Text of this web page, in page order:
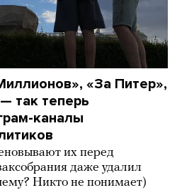
«За Питер»,
так теперь
каналы
их перед
даже удалил
Никто не понимает)